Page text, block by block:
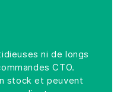
ni de longs
CTO.
stock et peuvent